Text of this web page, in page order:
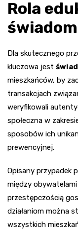
Rola
Dla skutecznego
kluczowa jest
mieszkańców, by
transakcjach
weryfikowali
społeczna w
sposobów ich
prewencyjnej.
Opisany przypadek
między
przestępczością
działaniom można
wszystkich